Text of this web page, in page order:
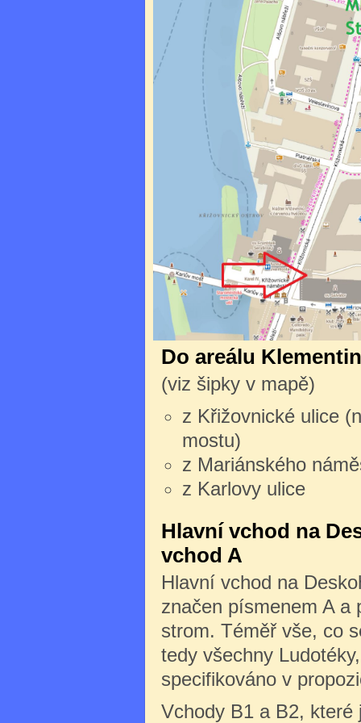
Do areálu
(viz šipky v mapě)
z Křižovnické ulice
mostu)
z Mariánského
z Karlovy ulice
Hlavní vchod na
vchod A
Hlavní vchod na
značen písmenem A a
strom. Téměř vše, co
tedy všechny
specifikováno v
Vchody B1 a B2, které